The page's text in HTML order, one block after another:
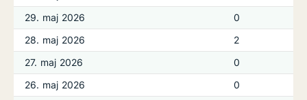
29. maj 2026
0
28. maj 2026
2
27. maj 2026
0
26. maj 2026
0